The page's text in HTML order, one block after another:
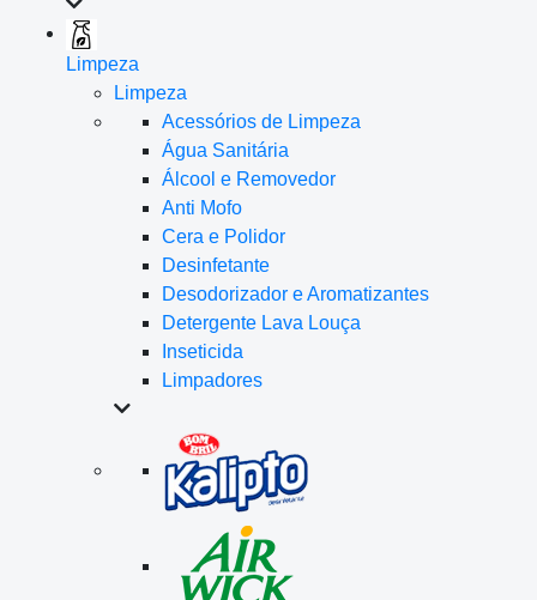
Limpeza
Limpeza
Acessórios de Limpeza
Água Sanitária
Álcool e Removedor
Anti Mofo
Cera e Polidor
Desinfetante
Desodorizador e Aromatizantes
Detergente Lava Louça
Inseticida
Limpadores